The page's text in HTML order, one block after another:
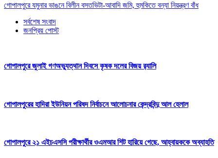
গোপালপুরে যমুনার ভাঙনে বিলীন বসতভিটা-আবাদি জমি, হুমকিতে বন্যা নিয়ন্ত্রণ বাঁধ
সর্বশেষ সংবাদ
জনপ্রিয় পোস্ট
গোপালপুরে জুলাই গণঅভ্যুত্থান দিবসে কৃষক দলের বিজয় র‍্যালি
গোপালপুরের হাদিরা ইউনিয়ন পরিষদ নির্বাচনে আলোচনার কেন্দ্রবিন্দু আল হেলাল
গোপালপুরে ২১ এইচএসসি পরীক্ষার্থীর ওএমআর শিট হারিয়ে গেছে, আহ্বায়ককে অব্যাহতি